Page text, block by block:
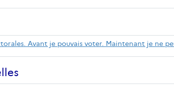
Avant je pouvais voter. Maintenant je ne